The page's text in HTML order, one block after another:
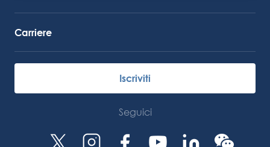
Carriere
Iscriviti
Seguici